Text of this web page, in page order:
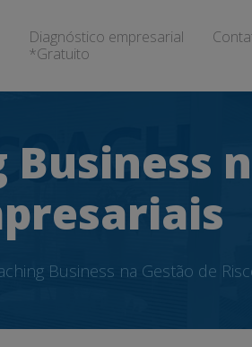
Diagnóstico empresarial
*Gratuito
Business na Gestão de